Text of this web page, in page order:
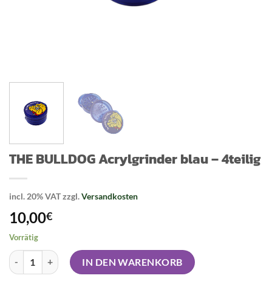
THE BULLDOG Acrylgrinder blau – 4teilig
incl. 20% VATzzgl.Versandkosten
10,00€
Vorrätig
THE BULLDOG Acrylgrinder blau - 4teilig Menge
IN DEN WARENKORB